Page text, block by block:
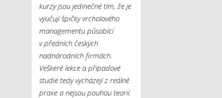
kurzy jsou jedinečné tím, že je
vyučují špičky vrcholového
managementu působící
v předních českých
nadnárodních firmách.
Veškeré lekce a případové
studie tedy vycházejí z reálné
praxe a nejsou pouhou teorií.